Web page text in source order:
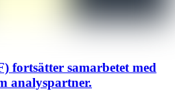
fortsätter samarbetet med
analyspartner.